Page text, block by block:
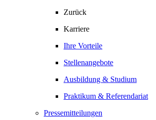
Zurück
Karriere
Ihre Vorteile
Stellenangebote
Ausbildung & Studium
Praktikum & Referendariat
Pressemitteilungen